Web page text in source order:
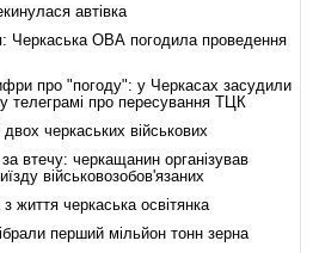
автівка
Черкаська ОВА погодила проведення
про "погоду": у Черкасах засудили
у телеграмі про пересування ТЦК
черкаських військових
втечу: черкащанин організував
військовозобов'язаних
життя черкаська освітянка
перший мільйон тонн зерна